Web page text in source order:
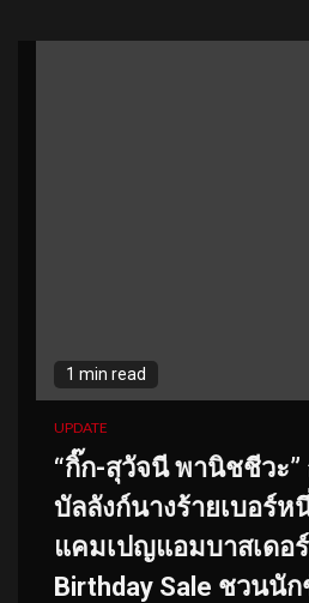
1 min read
UPDATE
“กิ๊ก-สุวัจนี พานิชชีวะ
บัลลังก์นางร้ายเบอร์
แคมเปญแอมบาสเดอ
Birthday Sale ชวนนั